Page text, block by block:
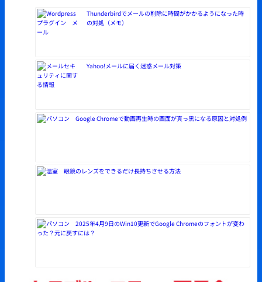
Thunderbirdでメールの削除に時間がかかるようになった時
の対処（メモ）
Yahoo!メールに届く迷惑メール対策
Google Chromeで動画再生時の画面が真っ黒になる原因と対処例
眼鏡のレンズをできるだけ長持ちさせる方法
2025年4月9日のWin10更新でGoogle Chromeのフォントが変わ
った？元に戻すには？